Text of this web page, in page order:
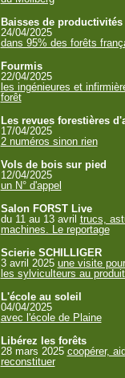
Baisses de productivités
24/04/2025
dans 95% des forêts
Fourmis
22/04/2025
les ingénieures et
forêt
Les revues forestières
17/04/2025
2 numéros sinon rien
Vols de bois sur pied
12/04/2025
un N° d'appel
Salon FORST Live
du 11 au 13 avril trucs,
machines. Le reportage
Scierie SCHILLIGER
3 avril 2025 une visite
les sylviculteurs au
L'école au soleil
04/04/2025
avec l'école de Plaine
Libérez les forêts
28 mars 2025 coopérer,
reconstituer